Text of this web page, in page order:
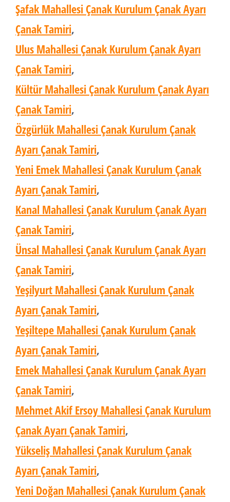
Şafak Mahallesi Çanak Kurulum Çanak Ayarı
Çanak Tamiri,
Ulus Mahallesi Çanak Kurulum Çanak Ayarı
Çanak Tamiri,
Kültür Mahallesi Çanak Kurulum Çanak Ayarı
Çanak Tamiri,
Özgürlük Mahallesi Çanak Kurulum Çanak
Ayarı Çanak Tamiri,
Yeni Emek Mahallesi Çanak Kurulum Çanak
Ayarı Çanak Tamiri,
Kanal Mahallesi Çanak Kurulum Çanak Ayarı
Çanak Tamiri,
Ünsal Mahallesi Çanak Kurulum Çanak Ayarı
Çanak Tamiri,
Yeşilyurt Mahallesi Çanak Kurulum Çanak
Ayarı Çanak Tamiri,
Yeşiltepe Mahallesi Çanak Kurulum Çanak
Ayarı Çanak Tamiri,
Emek Mahallesi Çanak Kurulum Çanak Ayarı
Çanak Tamiri,
Mehmet Akif Ersoy Mahallesi Çanak Kurulum
Çanak Ayarı Çanak Tamiri,
Yükseliş Mahallesi Çanak Kurulum Çanak
Ayarı Çanak Tamiri,
Yeni Doğan Mahallesi Çanak Kurulum Çanak